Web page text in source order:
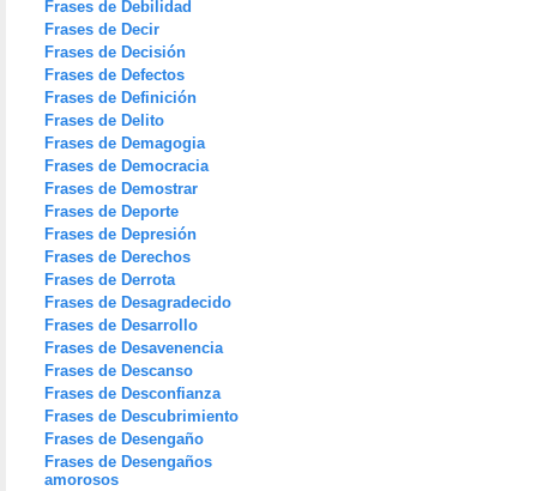
Frases de Debilidad
Frases de Decir
Frases de Decisión
Frases de Defectos
Frases de Definición
Frases de Delito
Frases de Demagogia
Frases de Democracia
Frases de Demostrar
Frases de Deporte
Frases de Depresión
Frases de Derechos
Frases de Derrota
Frases de Desagradecido
Frases de Desarrollo
Frases de Desavenencia
Frases de Descanso
Frases de Desconfianza
Frases de Descubrimiento
Frases de Desengaño
Frases de Desengaños
amorosos